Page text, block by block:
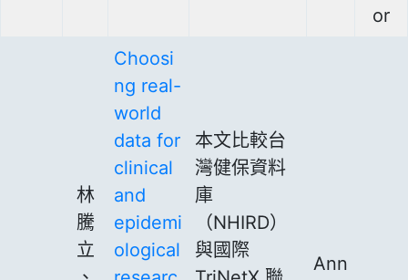
or
林
騰
立
Choosi
ng real-
world
data for
clinical
and
epidemi
ological
本文比較台
灣健保資料
庫
（NHIRD）
與國際
Ann